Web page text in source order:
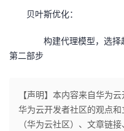
贝叶斯优化：
构建代理模型，选
第二部步
【声明】本内容来自华为
华为云开发者社区的观点
（华为云社区）、文章链